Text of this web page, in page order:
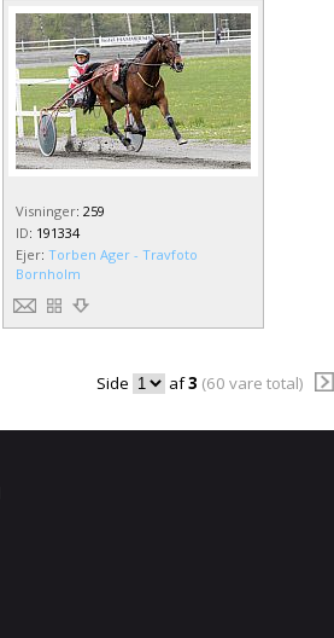
Visninger: 259
ID: 191334
Ejer: Torben Ager - Travfoto
Bornholm
Side af3 (60 vare total)